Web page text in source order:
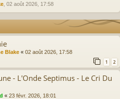
, 02 août 2026, 17:58
Blake « 02 août 2026, 17:58
1 2
- L'Onde Septimus - Le Cri Du
« 23 févr. 2026, 18:01